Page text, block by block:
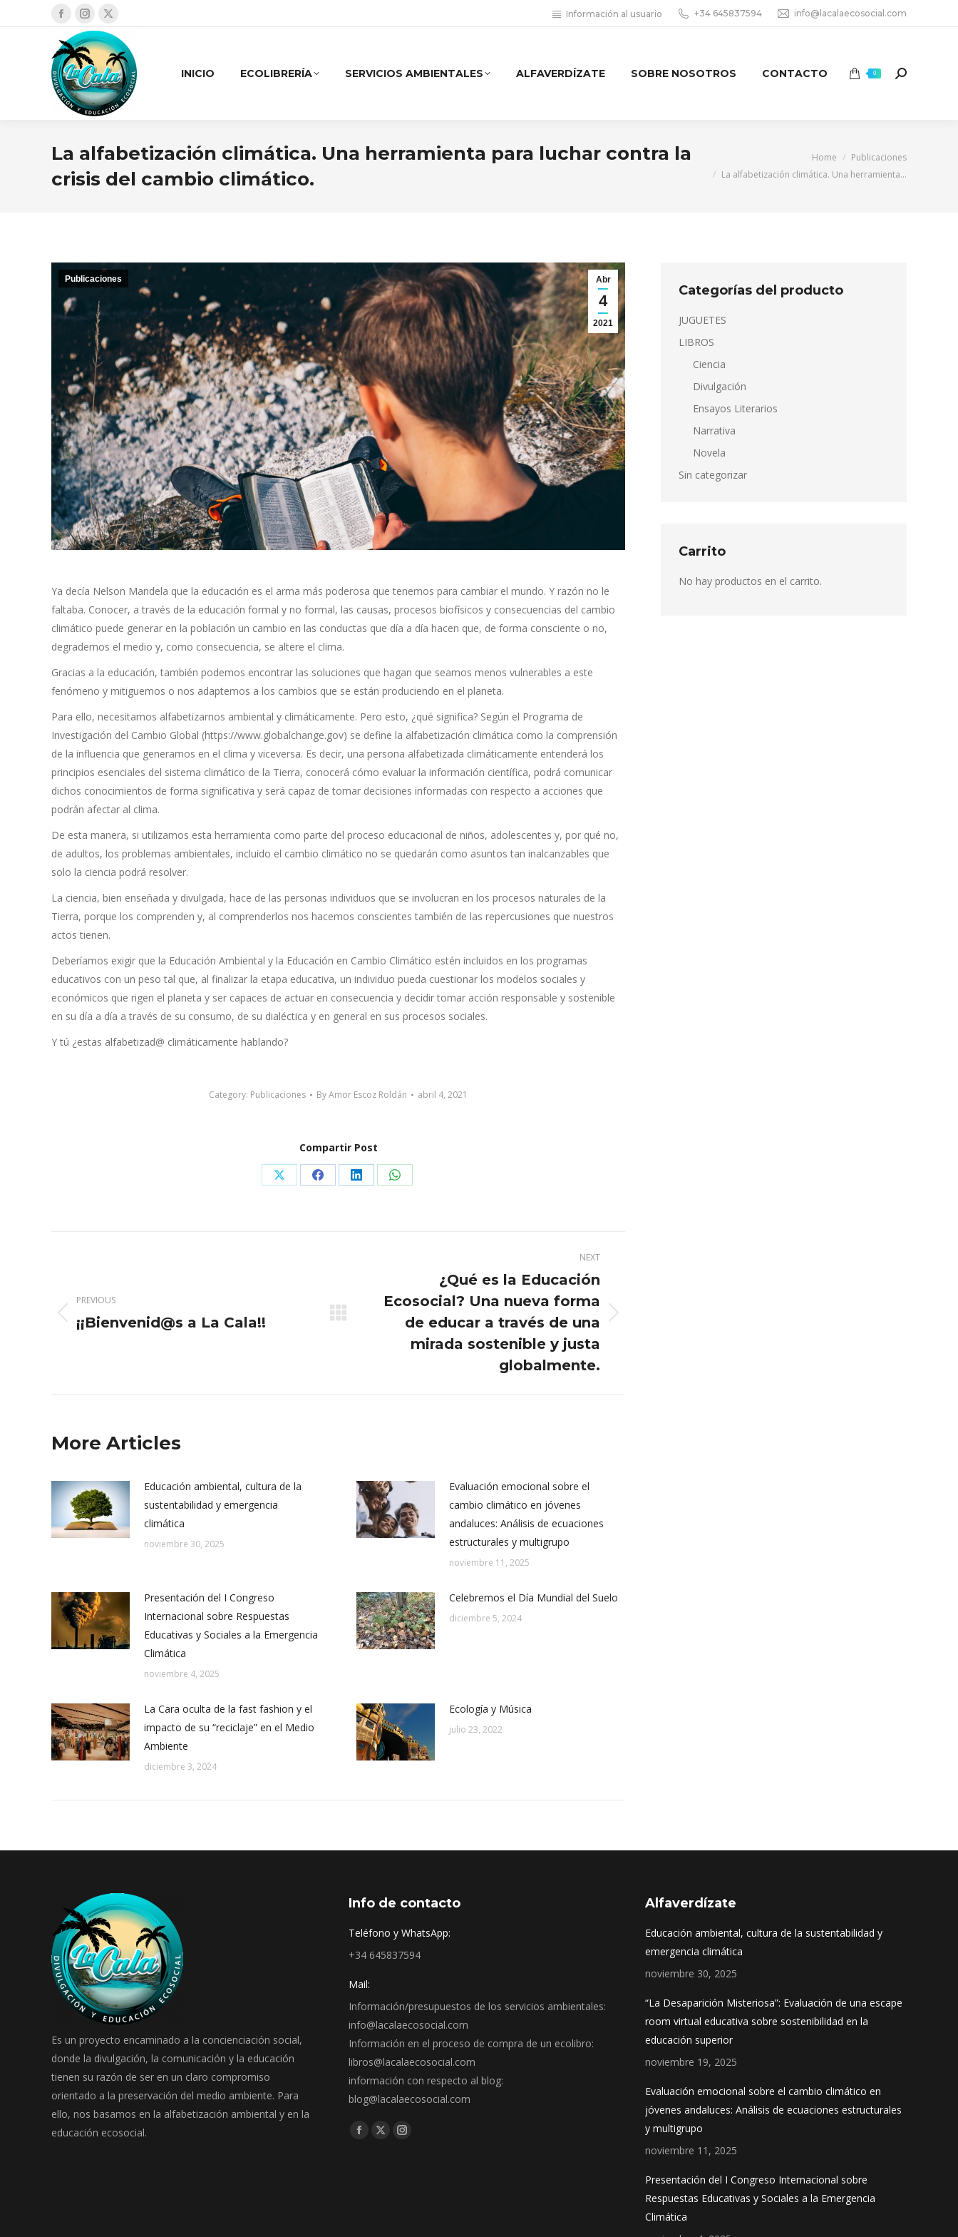
Facebook
page
opens
in
new
Instagram
page
opens
in
new
X
page
opens
in
new
Información al usuario +34 645837594 info@lacalaecosocial.com
INICIO ECOLIBRERÍA SERVICIOS AMBIENTALES ALFAVERDÍZATE SOBRE NOSOTROS CONTACTO 0 Search:
La alfabetización climática. Una herramienta para luchar contra la
crisis del cambio climático.
Home
Publicaciones
La alfabetización climática. Una herramienta…
Abr
4
2021
Publicaciones
Ya decía Nelson Mandela que la educación es el arma más poderosa que tenemos para cambiar el mundo. Y razón no le
faltaba. Conocer, a través de la educación formal y no formal, las causas, procesos biofísicos y consecuencias del cambio
climático puede generar en la población un cambio en las conductas que día a día hacen que, de forma consciente o no,
degrademos el medio y, como consecuencia, se altere el clima.
Gracias a la educación, también podemos encontrar las soluciones que hagan que seamos menos vulnerables a este
fenómeno y mitiguemos o nos adaptemos a los cambios que se están produciendo en el planeta.
Para ello, necesitamos alfabetizarnos ambiental y climáticamente. Pero esto, ¿qué significa? Según el Programa de
Investigación del Cambio Global (https://www.globalchange.gov) se define la alfabetización climática como la comprensión
de la influencia que generamos en el clima y viceversa. Es decir, una persona alfabetizada climáticamente entenderá los
principios esenciales del sistema climático de la Tierra, conocerá cómo evaluar la información científica, podrá comunicar
dichos conocimientos de forma significativa y será capaz de tomar decisiones informadas con respecto a acciones que
podrán afectar al clima.
De esta manera, si utilizamos esta herramienta como parte del proceso educacional de niños, adolescentes y, por qué no,
de adultos, los problemas ambientales, incluido el cambio climático no se quedarán como asuntos tan inalcanzables que
solo la ciencia podrá resolver.
La ciencia, bien enseñada y divulgada, hace de las personas individuos que se involucran en los procesos naturales de la
Tierra, porque los comprenden y, al comprenderlos nos hacemos conscientes también de las repercusiones que nuestros
actos tienen.
Deberíamos exigir que la Educación Ambiental y la Educación en Cambio Climático estén incluidos en los programas
educativos con un peso tal que, al finalizar la etapa educativa, un individuo pueda cuestionar los modelos sociales y
económicos que rigen el planeta y ser capaces de actuar en consecuencia y decidir tomar acción responsable y sostenible
en su día a día a través de su consumo, de su dialéctica y en general en sus procesos sociales.
Y tú ¿estas alfabetizad@ climáticamente hablando?
Category: Publicaciones ByAmor Escoz Roldán abril 4, 2021
Compartir Post
Share Share Share Share
PREVIOUS
Previous
¡¡Bienvenid@s a La Cala!!
NEXT
¿Qué es la Educación
Ecosocial? Una nueva forma
de educar a través de una
mirada sostenible y justa
globalmente.
More Articles
Educación ambiental, cultura de la
sustentabilidad y emergencia
climática
noviembre 30, 2025
Evaluación emocional sobre el
cambio climático en jóvenes
andaluces: Análisis de ecuaciones
estructurales y multigrupo
noviembre 11, 2025
Presentación del I Congreso
Internacional sobre Respuestas
Educativas y Sociales a la Emergencia
Climática
noviembre 4, 2025
Celebremos el Día Mundial del Suelo
diciembre 5, 2024
La Cara oculta de la fast fashion y el
impacto de su “reciclaje” en el Medio
Ambiente
diciembre 3, 2024
Ecología y Música
julio 23, 2022
Categorías del producto
JUGUETES
LIBROS
Ciencia
Divulgación
Ensayos Literarios
Narrativa
Novela
Sin categorizar
Carrito
No hay productos en el carrito.
Es un proyecto encaminado a la concienciación social,
donde la divulgación, la comunicación y la educación
tienen su razón de ser en un claro compromiso
orientado a la preservación del medio ambiente. Para
ello, nos basamos en la alfabetización ambiental y en la
educación ecosocial.
Info de contacto
Teléfono y WhatsApp:
+34 645837594
Mail:
Información/presupuestos de los servicios ambientales:
info@lacalaecosocial.com
Información en el proceso de compra de un ecolibro:
libros@lacalaecosocial.com
información con respecto al blog:
blog@lacalaecosocial.com
Find us on:
Facebook
X
Instagram
Alfaverdízate
Educación ambiental, cultura de la sustentabilidad y
emergencia climática
noviembre 30, 2025
“La Desaparición Misteriosa”: Evaluación de una escape
room virtual educativa sobre sostenibilidad en la
educación superior
noviembre 19, 2025
Evaluación emocional sobre el cambio climático en
jóvenes andaluces: Análisis de ecuaciones estructurales
y multigrupo
noviembre 11, 2025
Presentación del I Congreso Internacional sobre
Respuestas Educativas y Sociales a la Emergencia
Climática